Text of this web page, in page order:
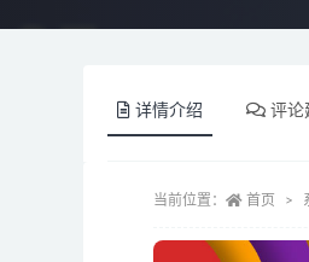
详情介绍 评论
当前位置： 首页